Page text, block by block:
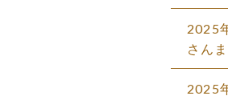
2025
さん
2025